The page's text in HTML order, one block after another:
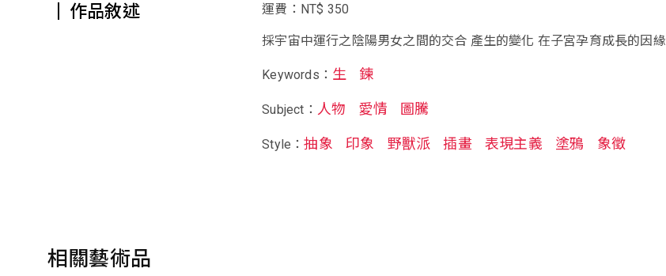
作品敘述 運費：NT$ 350
採宇宙中運行之陰陽男女之間的交合 產生的變化 在子宮孕育成長的因緣
Keywords： 生 鍊
Subject： 人物 愛情 圖騰
Style：抽象 印象 野獸派 插畫 表現主義 塗鴉 象徵
相關藝術品